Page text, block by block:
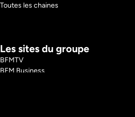
Toutes les chaines
Les sites du groupe
BFMTV
BFM Business